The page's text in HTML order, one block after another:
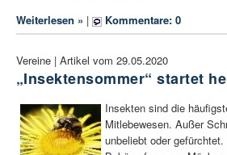
Weiterlesen » | Kommentare: 0
Vereine | Artikel vom 29.05.2020
„Insektensommer“ startet
Insekten sind die
Mitlebewesen. Außer
unbeliebt oder